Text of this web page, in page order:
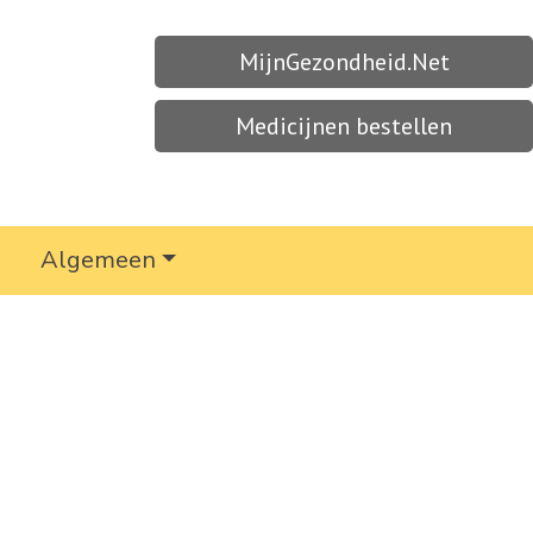
MijnGezondheid.Net
Medicijnen bestellen
Algemeen